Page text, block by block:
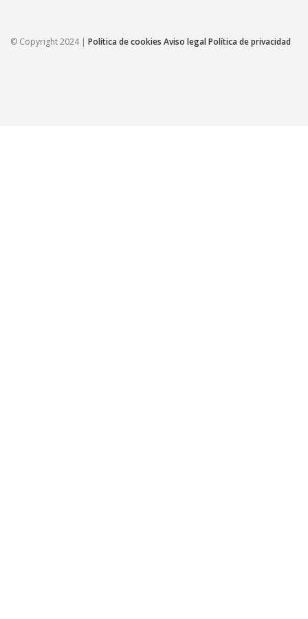
© Copyright 2024 | Política de cookies Aviso legalPolítica de privacidad